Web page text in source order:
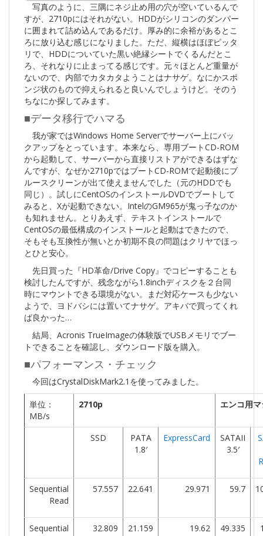
写真のように、三隅にネジ止め用の穴が空いているんで
すが、2710pにはそれがない。HDDがシリコンのダンパー
に囲まれて詰め込んであるだけ。厚み的に余裕があるとこ
ろに放り込む感じになりました。ただ、縦横はほぼピッタ
リで、HDDについていた黒い絶縁シートでくるんだとこ
ろ、それなりに止まってる感じです。元々ほとんど重量が
ないので、内部でカタカタようことはナサゲ。なにかスポ
ンジ状のもので抑えられると良いんでしょうけど。そのう
ちなにか探してみます。
■データ移行でハマる
我が家ではWindows Home Serverでサーバー上にバッ
クアップをとっています。本来なら、専用ブートCD-ROM
から起動して、サーバーから直接リストアができるはずな
んですが、なぜか2710pではブートCD-ROMで起動後にブ
ルースクリーンが出て使えませんでした（元のHDDでも
同じ）。試しにCentOSのインストールDVDでブートして
みると、Xが起動できない。IntelのGM965が鬼っ子なのか
も知れません。とりあえず、テキストインストールで
CentOSの最低構成のインストールと起動はできたので、
そもそも互換性が無いとか初期不良の問題はクリヤでほっ
とひと安心。
先日買った『HD革命/Drive Copy』でコピーすることも
検討したんですが、残念ながら1.8inchディスクを２台同
時にマウントできる環境がない。まだ対応ケースも少ない
ようで、ヨドバシには置いてナサゲ。アキバで買ってくれ
ば良かった…
結局、Acronis TrueImageの体験版でUSBメモリでブー
トできることを確認し、ダウンロード版を購入。
■パフォーマンス・チェック
今回はCrystalDiskMark2.1を使ってみました。
単位：
MB/s
2710p エンコ用
SSD
PATA
1.8′
ExpressCard
SATAII
3.5′
Sequential
Read
57.557 22.641 29.971 59.7
Sequential
32.809 21.159 19.62 49.335